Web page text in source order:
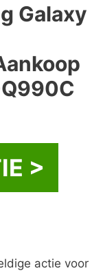
Galaxy
>
actie voor